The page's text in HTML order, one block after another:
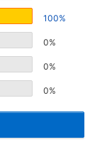
100%
0%
0%
0%